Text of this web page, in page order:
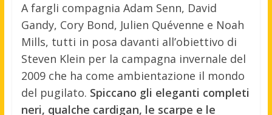
A fargli compagnia Adam Senn, David
Gandy, Cory Bond, Julien Quévenne e Noah
Mills, tutti in posa davanti all’obiettivo di
Steven Klein per la campagna invernale del
2009 che ha come ambientazione il mondo
del pugilato. Spiccano gli eleganti completi
neri, qualche cardigan, le scarpe e le